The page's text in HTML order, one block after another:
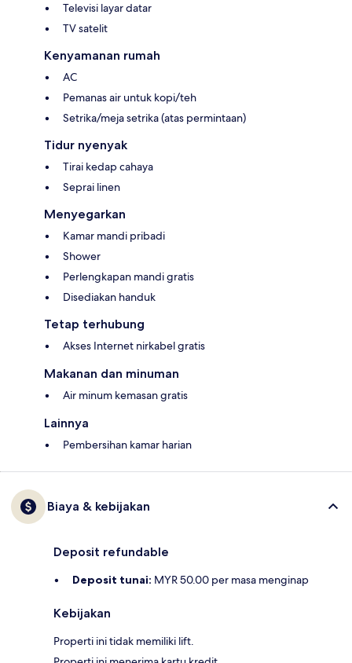
Televisi layar datar
TV satelit
Kenyamanan rumah
AC
Pemanas air untuk kopi/teh
Setrika/meja setrika (atas permintaan)
Tidur nyenyak
Tirai kedap cahaya
Seprai linen
Menyegarkan
Kamar mandi pribadi
Shower
Perlengkapan mandi gratis
Disediakan handuk
Tetap terhubung
Akses Internet nirkabel gratis
Makanan dan minuman
Air minum kemasan gratis
Lainnya
Pembersihan kamar harian
Biaya & kebijakan
Deposit refundable
Deposit tunai: MYR 50.00 per masa menginap
Kebijakan
Properti ini tidak memiliki lift.